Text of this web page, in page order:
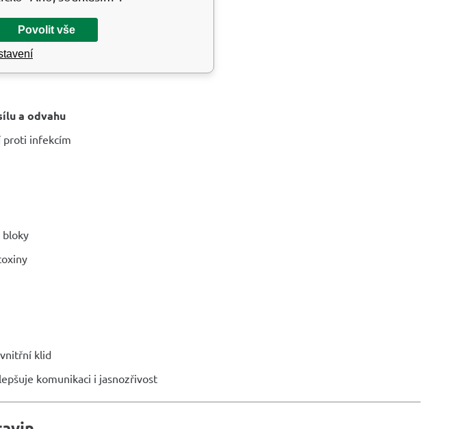
vnitřní hodnotu
a odvahu
proti infekcím
bloky
klid
komunikaci i jasnozřivost
Povolit vše